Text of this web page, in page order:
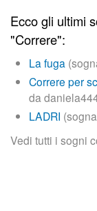
Ecco gli ultimi
"Correre":
La fuga
Correre per
da
LADRI
Vedi tutti i sogni